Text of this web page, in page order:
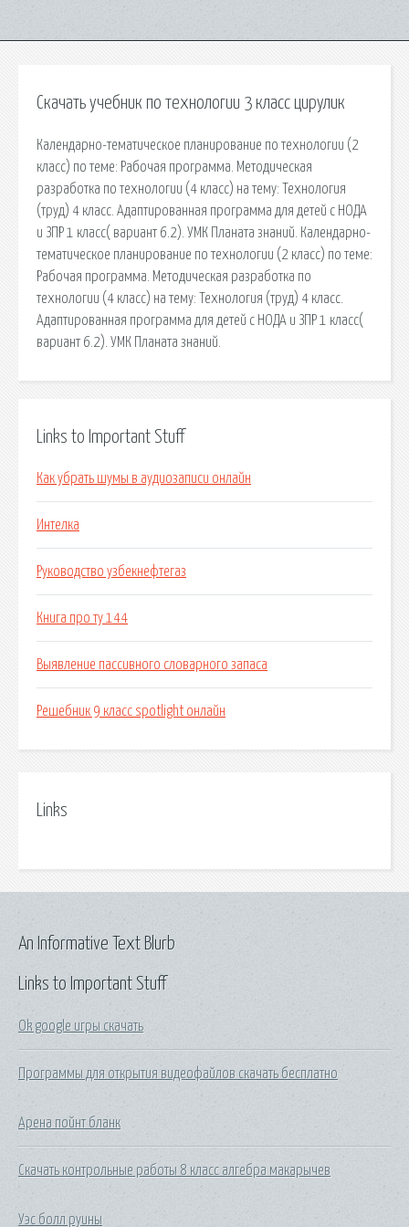
Скачать учебник по технологии 3 класс цирулик
Календарно-тематическое планирование по технологии (2
класс) по теме: Рабочая программа. Методическая
разработка по технологии (4 класс) на тему: Технология
(труд) 4 класс. Адаптированная программа для детей с НОДА
и ЗПР 1 класс( вариант 6.2). УМК Планата знаний. Календарно-
тематическое планирование по технологии (2 класс) по теме:
Рабочая программа. Методическая разработка по
технологии (4 класс) на тему: Технология (труд) 4 класс.
Адаптированная программа для детей с НОДА и ЗПР 1 класс(
вариант 6.2). УМК Планата знаний.
Links to Important Stuff
Как убрать шумы в аудиозаписи онлайн
Интелка
Руководство узбекнефтегаз
Книга про ту 144
Выявление пассивного словарного запаса
Решебник 9 класс spotlight онлайн
Links
Links to Important Stuff
Ok google игры скачать
Программы для открытия видеофайлов скачать бесплатно
Арена пойнт бланк
Скачать контрольные работы 8 класс алгебра макарычев
Уэс болл руины
An Informative Text Blurb